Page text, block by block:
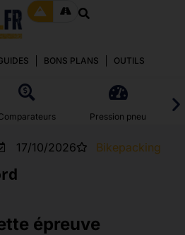
BONS PLANS OUTILS
Pression pneu
17/10/2026 Bikepacking
épreuve